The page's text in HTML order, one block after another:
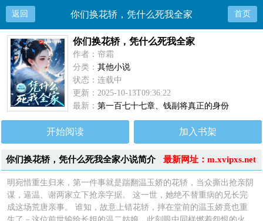
返回 你们换花轿，凭什么死我全家 首页
你们换花轿，凭什么死我全家
作者：帘霜
分类：其他小说
状态：连载中
更新：2025-10-13T09:36:22
最新：第一百七十七章、钱副将真正的身份
开始阅读 加入书架
最新网址：m.xvipxs.net
你们换花轿，凭什么死我全家小说简介
明宛惜重生归来，第一件事就是踹翻温玉娇的花轿，当众撕出抢亲阴
谋，逼温、谢两家立下抢亲字据。 这一世，她绝不替重病的兄长完
成这场荒唐亲事。 谁知，故意上错花轿，摔在堂前的温玉娇竟也重